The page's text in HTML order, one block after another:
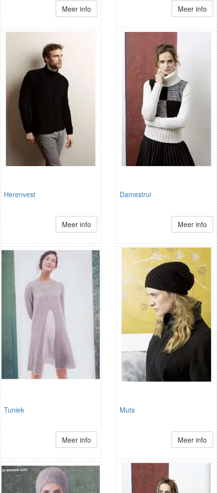
Meer info Meer info
Herenvest
Meer info
Damestrui
Meer info
Tuniek
Meer info
Muts
Meer info